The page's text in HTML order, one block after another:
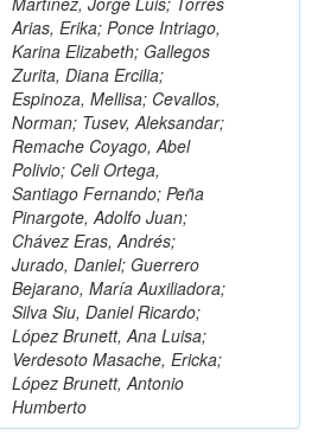
Arias, Erika; Ponce Intriago,
Karina Elizabeth; Gallegos
Zurita, Diana Ercilia;
Espinoza, Mellisa; Cevallos,
Norman; Tusev, Aleksandar;
Remache Coyago, Abel
Polivio; Celi Ortega,
Santiago Fernando; Peña
Pinargote, Adolfo Juan;
Chávez Eras, Andrés;
Jurado, Daniel; Guerrero
Bejarano, María Auxiliadora;
Silva Siu, Daniel Ricardo;
López Brunett, Ana Luisa;
Verdesoto Masache, Ericka;
López Brunett, Antonio
Humberto